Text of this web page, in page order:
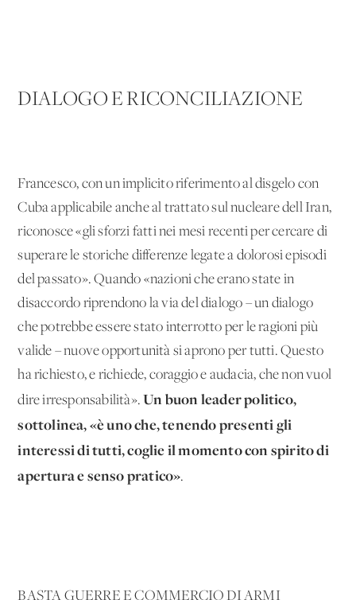
DIALOGO E RICONCILIAZIONE
Francesco, con un implicito riferimento al disgelo con
Cuba applicabile anche al trattato sul nucleare dell'Iran,
riconosce «gli sforzi fatti nei mesi recenti per cercare di
superare le storiche differenze legate a dolorosi episodi
del passato». Quando «nazioni che erano state in
disaccordo riprendono la via del dialogo – un dialogo
che potrebbe essere stato interrotto per le ragioni più
valide – nuove opportunità si aprono per tutti. Questo
ha richiesto, e richiede, coraggio e audacia, che non vuol
dire irresponsabilità».Un buon leader politico,
sottolinea, «è uno che, tenendo presenti gli
interessi di tutti, coglie il momento con spirito di
apertura e senso pratico».
BASTA GUERRE E COMMERCIO DI ARMI